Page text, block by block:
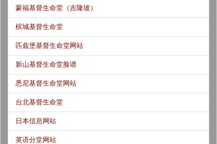
蒙福基督生命堂（吉隆坡）
槟城基督生命堂
匹兹堡基督生命堂网站
新山基督生命堂脸谱
悉尼基督生命堂网站
台北基督生命堂
日本信息网站
英语分堂网站